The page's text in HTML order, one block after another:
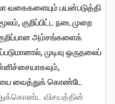
வகைகளையும்பயன்படுத்தி
மூலம்,குறிப்பிட்டநடைமுறை
அம்சங்களைக்
,முடிவுஒருதலைப்
,
வைத்துக்கொண்டே
விசயத்தின்